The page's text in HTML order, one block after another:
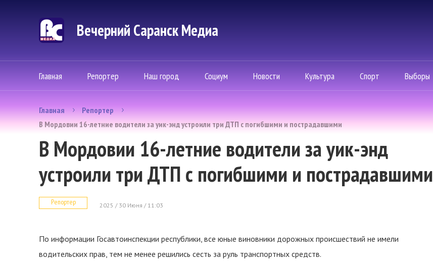
Вечерний Саранск Mедиа
Главная Репортер Наш город Социум Новости Культура Спорт Выборы
Главная
Репортер
В Мордовии 16-летние водители за уик-энд устроили три ДТП с погибшими и пострадавшими
В Мордовии 16-летние водители за уик-энд
устроили три ДТП с погибшими и пострадавшими
Репортер 2025 / 30 Июня / 11:03
По информации Госавтоинспекции республики, все юные виновники дорожных происшествий не имели
водительских прав, тем не менее решились сесть за руль транспортных средств.